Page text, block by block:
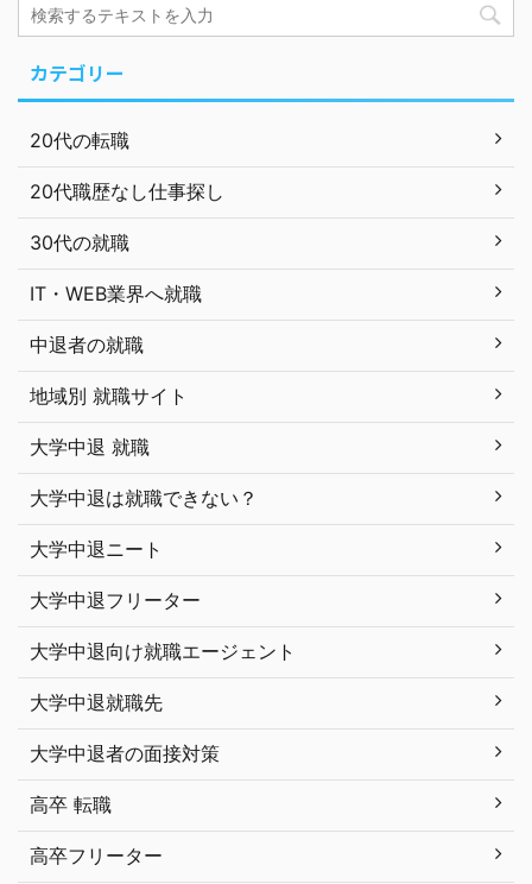
カテゴリー
20代の転職
20代職歴なし仕事探し
30代の就職
IT・WEB業界へ就職
中退者の就職
地域別 就職サイト
大学中退 就職
大学中退は就職できない？
大学中退ニート
大学中退フリーター
大学中退向け就職エージェント
大学中退就職先
大学中退者の面接対策
高卒 転職
高卒フリーター